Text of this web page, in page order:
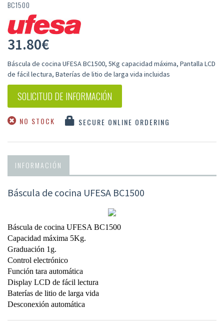
BC1500
31.80€
Báscula de cocina UFESA BC1500, 5Kg capacidad máxima, Pantalla LCD
de fácil lectura, Baterías de litio de larga vida incluidas
SOLICITUD DE INFORMACIÓN
NO STOCK SECURE ONLINE ORDERING
INFORMACIÓN
Báscula de cocina UFESA BC1500
Báscula de cocina UFESA BC1500
Capacidad máxima 5Kg.
Graduación 1g.
Control electrónico
Función tara automática
Display LCD de fácil lectura
Baterías de litio de larga vida
Desconexión automática